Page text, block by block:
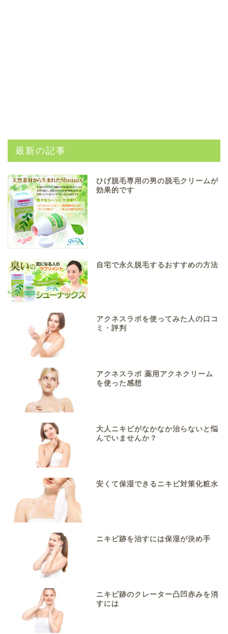
最新の記事
ひげ脱毛専用の男の脱毛クリームが
効果的です
自宅で永久脱毛するおすすめの方法
アクネスラボを使ってみた人の口コ
ミ・評判
アクネスラボ 薬用アクネクリーム
を使った感想
大人ニキビがなかなか治らないと悩
んでいませんか？
安くて保湿できるニキビ対策化粧水
ニキビ跡を治すには保湿が決め手
ニキビ跡のクレーター凸凹赤みを消
すには